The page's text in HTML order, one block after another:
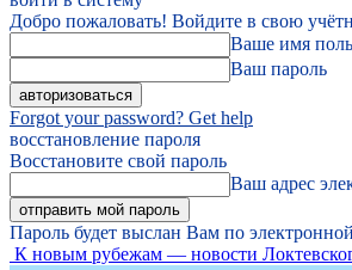
Добро пожаловать! Войдите в свою
Ваше имя
Ваш пароль
Forgot your password? Get help
восстановление пароля
Восстановите свой пароль
Ваш адрес
Пароль будет выслан Вам по
К новым рубежам — новости